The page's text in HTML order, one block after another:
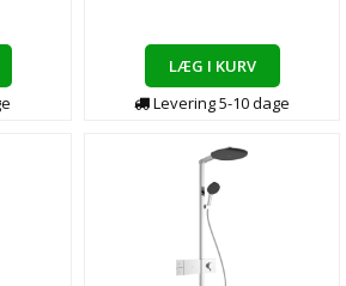
LÆG I KURV
Levering5-10dage